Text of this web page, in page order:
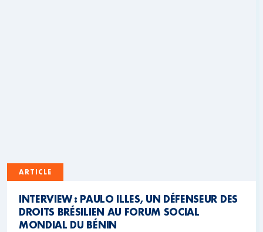
ARTICLE
INTERVIEW : PAULO ILLES, UN DÉFENSEUR DES
DROITS BRÉSILIEN AU FORUM SOCIAL
MONDIAL DU BÉNIN